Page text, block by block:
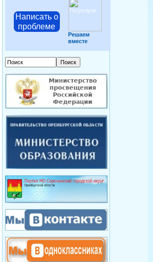
Написать о
проблеме
Решаем
вместе